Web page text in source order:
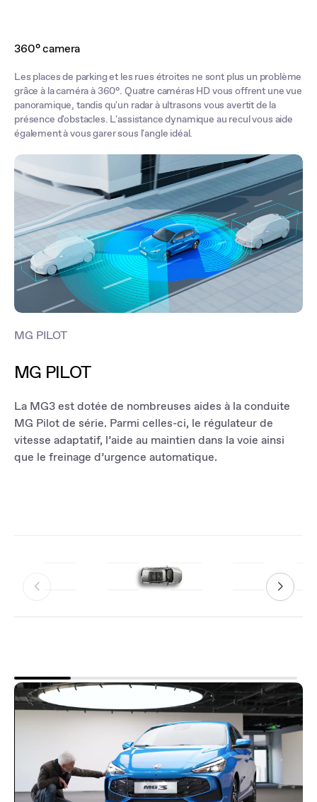
360° camera
Les places de parking et les rues étroites ne sont plus un problème
grâce à la caméra à 360°. Quatre caméras HD vous offrent une vue
panoramique, tandis qu'un radar à ultrasons vous avertit de la
présence d'obstacles. L'assistance dynamique au recul vous aide
également à vous garer sous l'angle idéal.
MG PILOT
MG PILOT
La MG3 est dotée de nombreuses aides à la conduite
MG Pilot de série. Parmi celles-ci, le régulateur de
vitesse adaptatif, l’aide au maintien dans la voie ainsi
que le freinage d’urgence automatique.